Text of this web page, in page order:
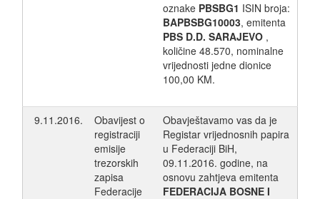
oznake PBSBG1 ISIN broja:
BAPBSBG10003, emitenta
PBS D.D. SARAJEVO ,
količine 48.570, nominalne
vrijednosti jedne dionice
100,00 KM.
9.11.2016.
Obavijest o
registraciji
emisije
trezorskih
zapisa
Federacije
Obavještavamo vas da je
Registar vrijednosnih papira
u Federaciji BiH,
09.11.2016. godine, na
osnovu zahtjeva emitenta
FEDERACIJA BOSNE I